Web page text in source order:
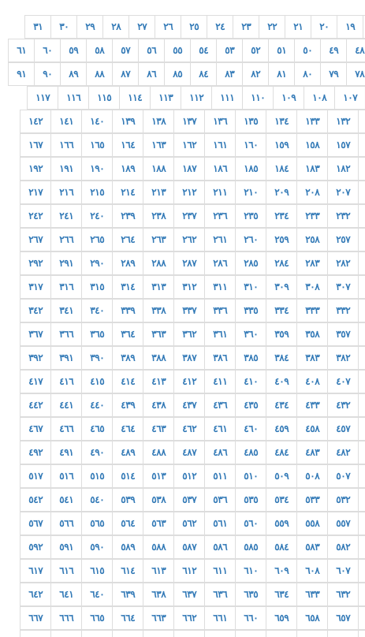
١٩ ٢٠ ٢١ ٢٢ ٢٣ ٢٤ ٢٥ ٢٦ ٢٧ ٢٨ ٢٩ ٣٠ ٣١
٤٨ ٤٩ ٥٠ ٥١ ٥٢ ٥٣ ٥٤ ٥٥ ٥٦ ٥٧ ٥٨ ٥٩ ٦٠ ٦١
٧٨ ٧٩ ٨٠ ٨١ ٨٢ ٨٣ ٨٤ ٨٥ ٨٦ ٨٧ ٨٨ ٨٩ ٩٠ ٩١
١٠٧ ١٠٨ ١٠٩ ١١٠ ١١١ ١١٢ ١١٣ ١١٤ ١١٥ ١١٦ ١١٧
١٣٢ ١٣٣ ١٣٤ ١٣٥ ١٣٦ ١٣٧ ١٣٨ ١٣٩ ١٤٠ ١٤١ ١٤٢
١٥٧ ١٥٨ ١٥٩ ١٦٠ ١٦١ ١٦٢ ١٦٣ ١٦٤ ١٦٥ ١٦٦ ١٦٧
١٨٢ ١٨٣ ١٨٤ ١٨٥ ١٨٦ ١٨٧ ١٨٨ ١٨٩ ١٩٠ ١٩١ ١٩٢
٢٠٧ ٢٠٨ ٢٠٩ ٢١٠ ٢١١ ٢١٢ ٢١٣ ٢١٤ ٢١٥ ٢١٦ ٢١٧
٢٣٢ ٢٣٣ ٢٣٤ ٢٣٥ ٢٣٦ ٢٣٧ ٢٣٨ ٢٣٩ ٢٤٠ ٢٤١ ٢٤٢
٢٥٧ ٢٥٨ ٢٥٩ ٢٦٠ ٢٦١ ٢٦٢ ٢٦٣ ٢٦٤ ٢٦٥ ٢٦٦ ٢٦٧
٢٨٢ ٢٨٣ ٢٨٤ ٢٨٥ ٢٨٦ ٢٨٧ ٢٨٨ ٢٨٩ ٢٩٠ ٢٩١ ٢٩٢
٣٠٧ ٣٠٨ ٣٠٩ ٣١٠ ٣١١ ٣١٢ ٣١٣ ٣١٤ ٣١٥ ٣١٦ ٣١٧
٣٣٢ ٣٣٣ ٣٣٤ ٣٣٥ ٣٣٦ ٣٣٧ ٣٣٨ ٣٣٩ ٣٤٠ ٣٤١ ٣٤٢
٣٥٧ ٣٥٨ ٣٥٩ ٣٦٠ ٣٦١ ٣٦٢ ٣٦٣ ٣٦٤ ٣٦٥ ٣٦٦ ٣٦٧
٣٨٢ ٣٨٣ ٣٨٤ ٣٨٥ ٣٨٦ ٣٨٧ ٣٨٨ ٣٨٩ ٣٩٠ ٣٩١ ٣٩٢
٤٠٧ ٤٠٨ ٤٠٩ ٤١٠ ٤١١ ٤١٢ ٤١٣ ٤١٤ ٤١٥ ٤١٦ ٤١٧
٤٣٢ ٤٣٣ ٤٣٤ ٤٣٥ ٤٣٦ ٤٣٧ ٤٣٨ ٤٣٩ ٤٤٠ ٤٤١ ٤٤٢
٤٥٧ ٤٥٨ ٤٥٩ ٤٦٠ ٤٦١ ٤٦٢ ٤٦٣ ٤٦٤ ٤٦٥ ٤٦٦ ٤٦٧
٤٨٢ ٤٨٣ ٤٨٤ ٤٨٥ ٤٨٦ ٤٨٧ ٤٨٨ ٤٨٩ ٤٩٠ ٤٩١ ٤٩٢
٥٠٧ ٥٠٨ ٥٠٩ ٥١٠ ٥١١ ٥١٢ ٥١٣ ٥١٤ ٥١٥ ٥١٦ ٥١٧
٥٣٢ ٥٣٣ ٥٣٤ ٥٣٥ ٥٣٦ ٥٣٧ ٥٣٨ ٥٣٩ ٥٤٠ ٥٤١ ٥٤٢
٥٥٧ ٥٥٨ ٥٥٩ ٥٦٠ ٥٦١ ٥٦٢ ٥٦٣ ٥٦٤ ٥٦٥ ٥٦٦ ٥٦٧
٥٨٢ ٥٨٣ ٥٨٤ ٥٨٥ ٥٨٦ ٥٨٧ ٥٨٨ ٥٨٩ ٥٩٠ ٥٩١ ٥٩٢
٦٠٧ ٦٠٨ ٦٠٩ ٦١٠ ٦١١ ٦١٢ ٦١٣ ٦١٤ ٦١٥ ٦١٦ ٦١٧
٦٣٢ ٦٣٣ ٦٣٤ ٦٣٥ ٦٣٦ ٦٣٧ ٦٣٨ ٦٣٩ ٦٤٠ ٦٤١ ٦٤٢
٦٥٧ ٦٥٨ ٦٥٩ ٦٦٠ ٦٦١ ٦٦٢ ٦٦٣ ٦٦٤ ٦٦٥ ٦٦٦ ٦٦٧